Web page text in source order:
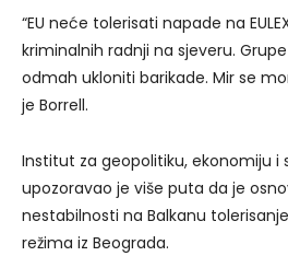
“EU neće tolerisati napade na
kriminalnih radnji na sjeveru.
odmah ukloniti barikade. Mir se
je Borrell.
Institut za geopolitiku, ekonomiju i
upozoravao je više puta da je
nestabilnosti na Balkanu
režima iz Beograda.